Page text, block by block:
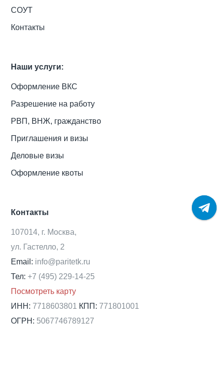
СОУТ
Контакты
Наши услуги:
Оформление ВКС
Разрешение на работу
РВП, ВНЖ, гражданство
Приглашения и визы
Деловые визы
Оформление квоты
Контакты
107014, г. Москва,
ул. Гастелло, 2
Email: info@paritetk.ru
Тел: +7 (495) 229-14-25
Посмотреть карту
ИНН: 7718603801 КПП: 771801001
ОГРН: 5067746789127